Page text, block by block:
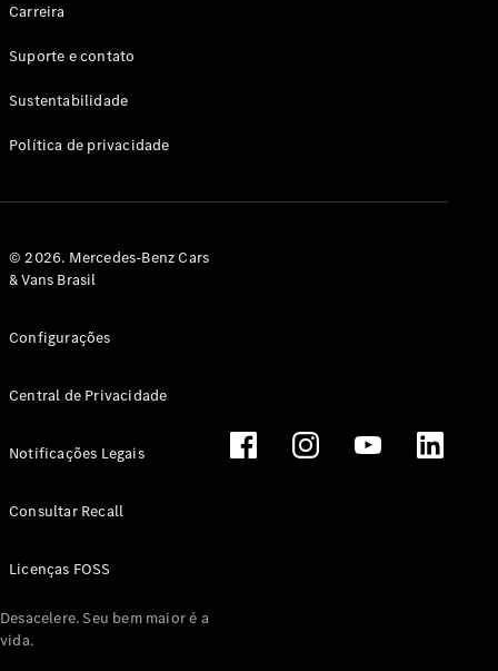
Carreira
Suporte e contato
Sustentabilidade
Política de privacidade
© 2026. Mercedes-Benz Cars
& Vans Brasil
Configurações
Central de Privacidade
Notificações Legais
Consultar Recall
Licenças FOSS
Desacelere. Seu bem maior é a
vida.